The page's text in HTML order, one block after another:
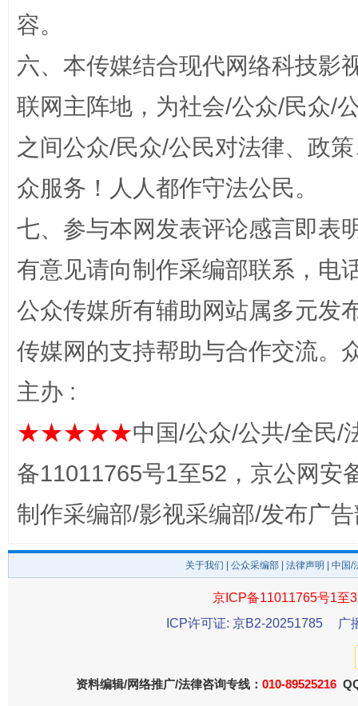
东山县通报“牛蛙产品抗生素超标问题” 法
容。
六、本传媒结合现代网络科技影
联网主阵地，为社会/公众/民众/
之间公众/民众/公民对法律、政
众服务！人人都作守法公民。
七、参与本网发表评论感言即表
有意见请向制作采编部联系，电
公众传媒所有辅助网站属多元发
传媒网的支持帮助与合作交流。
主办 :
★★★★★中国/公众/公共/全民/
备11011765号1至52，京公网安
制作采编部/影视采编部/发布广
关于我们 公众采编部 法律声明 | 中国
京ICP备11011765号1至
ICP许可证: 京B2-20251785
广
资料编辑/网络推广/法律咨询专线： 010-89525216